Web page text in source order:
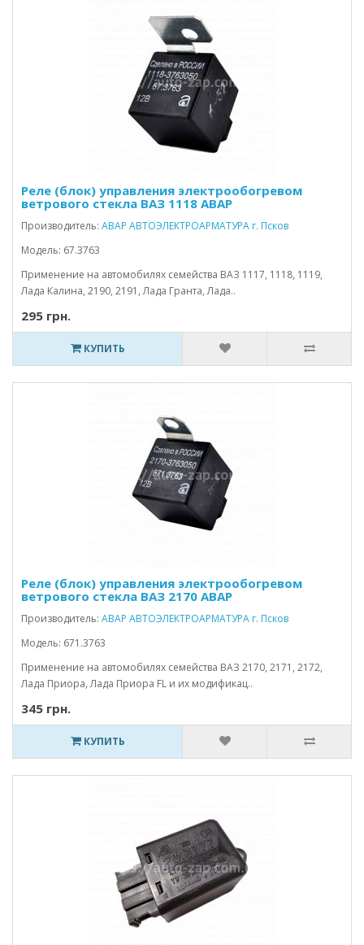
Реле (блок) управления электрообогревом
ветрового стекла ВАЗ 1118 АВАР
Производитель: АВАР АВТОЭЛЕКТРОАРМАТУРА г. Псков
Модель: 67.3763
Применение на автомобилях семейства ВАЗ 1117, 1118, 1119,
Лада Калина, 2190, 2191, Лада Гранта, Лада..
295 грн.
КУПИТЬ
Реле (блок) управления электрообогревом
ветрового стекла ВАЗ 2170 АВАР
Производитель: АВАР АВТОЭЛЕКТРОАРМАТУРА г. Псков
Модель: 671.3763
Применение на автомобилях семейства ВАЗ 2170, 2171, 2172,
Лада Приора, Лада Приора FL и их модификац..
345 грн.
КУПИТЬ